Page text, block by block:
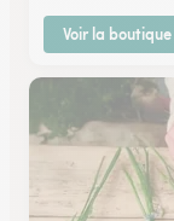
Voir la boutique